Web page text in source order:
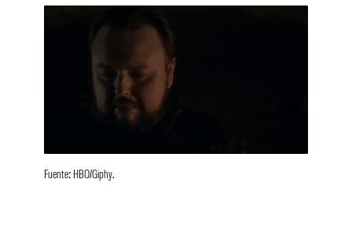
Fuente: HBO/Giphy.